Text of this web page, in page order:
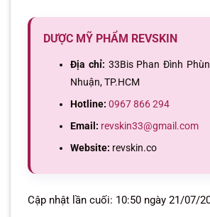
DƯỢC MỸ PHẨM REVSKIN
Địa chỉ: 33Bis Phan Đình
Nhuận, TP.HCM
Hotline: 0967 866 294
Email: revskin33@gmail.com
Website: revskin.co
Cập nhật lần cuối: 10:50 ngày 21/07/